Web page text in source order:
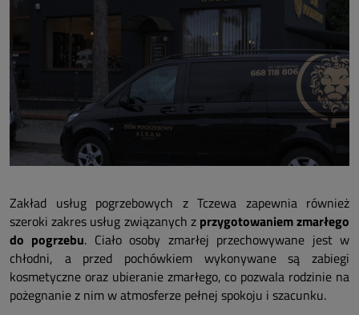
Zakład usług pogrzebowych z Tczewa zapewnia również
szeroki zakres usług związanych z przygotowaniem zmarłego
do pogrzebu. Ciało osoby zmarłej przechowywane jest w
chłodni, a przed pochówkiem wykonywane są zabiegi
kosmetyczne oraz ubieranie zmarłego, co pozwala rodzinie na
pożegnanie z nim w atmosferze pełnej spokoju i szacunku.